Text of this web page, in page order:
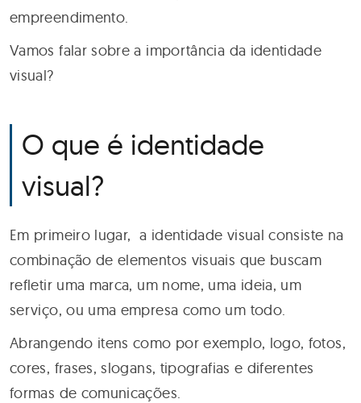
empreendimento.
Vamos falar sobre a importância da identidade
visual?
O que é identidade
visual?
Em primeiro lugar, a identidade visual consiste na
combinação de elementos visuais que buscam
refletir uma marca, um nome, uma ideia, um
serviço, ou uma empresa como um todo.
Abrangendo itens como por exemplo, logo, fotos,
cores, frases, slogans, tipografias e diferentes
formas de comunicações.